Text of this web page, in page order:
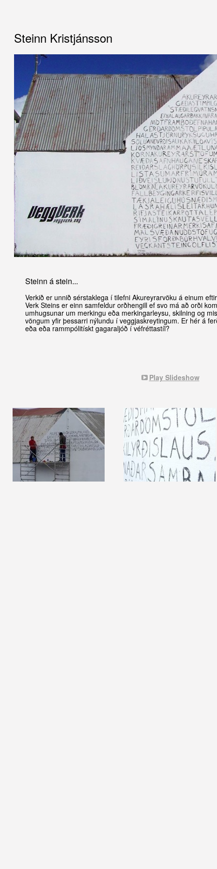
Steinn Kristjánsson
Steinn á stein...
Verkið er unnið sérstaklega í tilefni Akureyrarvöku á einum
Verk Steins er einn samfeldur orðhengill ef svo má að orði
umhugsunar um merkingu eða merkingarleysu, skilning og
vöngum yfir þessarri nýlundu í veggjaskreytingum. Er hér á
eða eða rammpólitískt gagaraljóð í véfréttastíl?
Play Slideshow